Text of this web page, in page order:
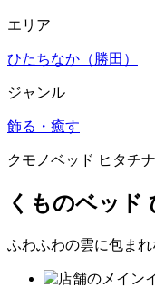
エリア
ひたちなか（勝田）
ジャンル
飾る・癒す
クモノベッド ヒタチ
くものベッド
ふわふわの雲に包ま